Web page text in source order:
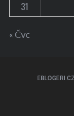
31
« Čvc